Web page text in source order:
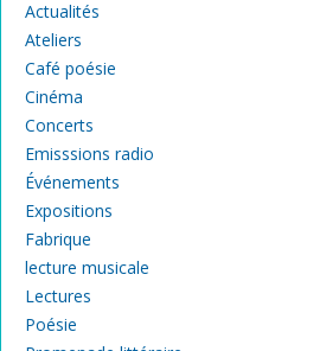
Actualités
Ateliers
Café poésie
Cinéma
Concerts
Emisssions radio
Événements
Expositions
Fabrique
lecture musicale
Lectures
Poésie